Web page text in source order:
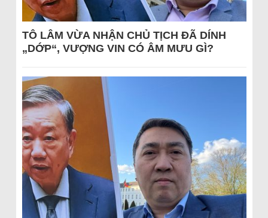
TÔ LÂM VỪA NHẬN CHỦ TỊCH ĐÃ DÍNH
„DỚP“, VƯỢNG VIN CÓ ÂM MƯU GÌ?